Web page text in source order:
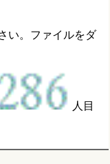
い。ファイルをダ
人目